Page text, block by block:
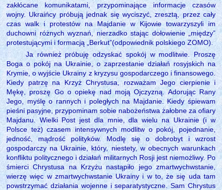
zakłócane komunikatami, przypominające informacje czasów
wojny. Ukraińcy próbują jednak się wyciszyć, zresztą, przez cały
czas walk i protestów na Majdanie w Kijowie towarzyszyli im
duchowni różnych wyznań, nierzadko stając dołowienie „między”
protestującymi i formacją „Berkut”(odpowiednik polskiego ZOMO).
Ja również próbuję odzyskać spokój w modlitwie. Proszę
Boga o pokój na Ukrainie, o zaprzestanie działań rosyjskich na
Krymie, o wyjście Ukrainy z kryzysu gospodarczego i finansowego.
Kiedy patrzę na Krzyż Chrystusa, rozważam Jego cierpienie i
Mękę, proszę Go o opiekę nad moją Ojczyzną. Adorując Rany
Jego, myślę o rannych i poległych na Majdanie. Kiedy śpiewam
pieśni pasyjne, przypominam sobie nabożeństwa żałobne za ofiary
Majdanu. Wielki Post jest dla mnie, dla wielu na Ukrainie (i w
Polsce też) czasem intensywnych modlitw o pokój, pojednanie,
jedność, mądrość polityków. Modlę się o dobrobyt i wzrost
gospodarczy na Ukrainie, który, niestety, w obecnych warunkach
konfliktu politycznego i działań militarnych Rosji jest niemożliwy. Po
śmierci Chrystusa na Krzyżu nastąpiło jego zmartwychwstanie,
wierzę więc w zmartwychwstanie Ukrainy i w to, że się uda tam
powstrzymać działania wojenne i separatystyczne. Sam Chrystus